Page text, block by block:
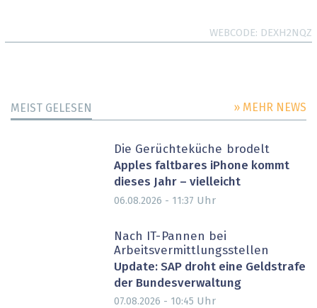
WEBCODE DEXH2NQZ
MEIST GELESEN » MEHR NEWS
Die Gerüchteküche brodelt
Apples faltbares iPhone kommt
dieses Jahr – vielleicht
06.08.2026 - 11:37 Uhr
Nach IT-Pannen bei
Arbeitsvermittlungsstellen
Update: SAP droht eine Geldstrafe
der Bundesverwaltung
07.08.2026 - 10:45 Uhr